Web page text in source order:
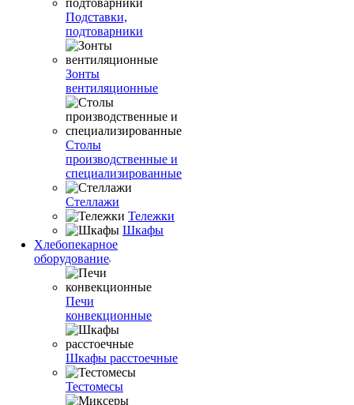
Подставки,
подтоварники
Зонты
вентиляционные
Столы
производственные и
специализированные
Стеллажи
Тележки
Шкафы
Хлебопекарное
оборудование
Печи
конвекционные
Шкафы расстоечные
Тестомесы